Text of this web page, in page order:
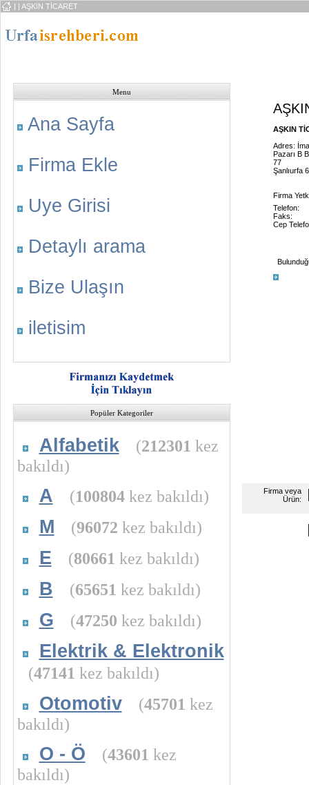
| | AŞKIN TİCARET
Menu
Ana Sayfa
Firma Ekle
Uye Girisi
Detaylı arama
Bize Ulaşın
iletisim
Popüler Kategoriler
Alfabetik (212301 kez
bakıldı)
A (100804kez bakıldı)
M (96072 kez bakıldı)
E (80661 kez bakıldı)
B (65651 kez bakıldı)
G (47250 kez bakıldı)
Elektrik & Elektronik
(47141 kez bakıldı)
Otomotiv (45701 kez
bakıldı)
O - Ö (43601 kez
bakıldı)
AŞKIN
Adres:
Pazarı B
77
Şanlıurfa
Firma
Telefon:
Faks:
Cep
Firma veya
Ürün: